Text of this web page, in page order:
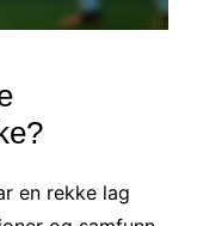
en rekke lag